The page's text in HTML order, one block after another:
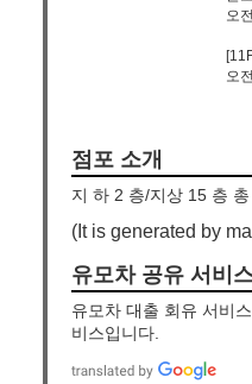
오
오
점포 소개
지 하 2 층/지상 15 층
(It is generated by
유모차 공유 서비
유모차 대출 회유 서비
비스입니다.